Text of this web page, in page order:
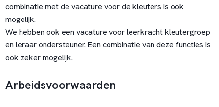
combinatie met de vacature voor de kleuters is ook
mogelijk.
We hebben ook een vacature voor leerkracht kleutergroep
en leraar ondersteuner. Een combinatie van deze functies is
ook zeker mogelijk.
Arbeidsvoorwaarden